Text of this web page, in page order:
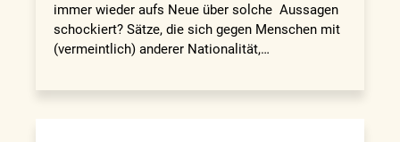
immer wieder aufs Neue über solche Aussagen
schockiert? Sätze, die sich gegen Menschen mit
(vermeintlich) anderer Nationalität,…